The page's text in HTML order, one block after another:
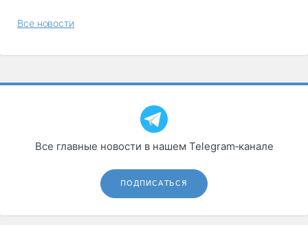
Все новости
Все главные новости в нашем Telegram‑канале
ПОДПИСАТЬСЯ